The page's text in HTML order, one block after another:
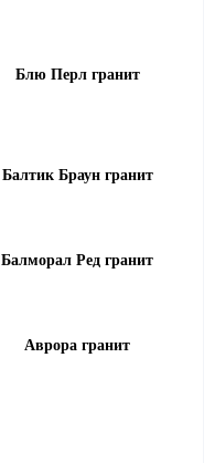
Блю Перл гранит
Балтик Браун гранит
Балморал Ред гранит
Аврора гранит